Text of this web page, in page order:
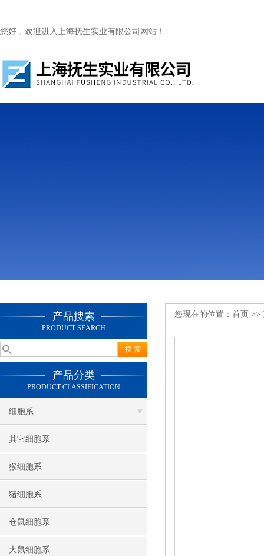
您好，欢迎进入上海抚生实业有限公司网站！
产品搜索
PRODUCT SEARCH
产品分类
PRODUCT CLASSIFICATION
细胞系
其它细胞系
猴细胞系
猪细胞系
仓鼠细胞系
大鼠细胞系
您现在的位置： 首页 >>